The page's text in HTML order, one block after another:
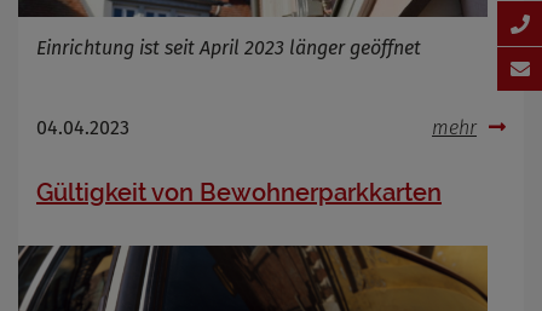
Einrichtung ist seit April 2023 länger geöffnet
04.04.2023 mehr
Gültigkeit von Bewohnerparkkarten